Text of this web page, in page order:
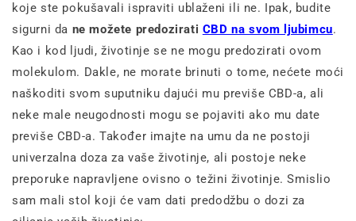
koje ste pokušavali ispraviti ublaženi ili ne. Ipak, budite
sigurni da ne možete predozirati CBD na svom ljubimcu.
Kao i kod ljudi, životinje se ne mogu predozirati ovom
molekulom. Dakle, ne morate brinuti o tome, nećete moći
naškoditi svom suputniku dajući mu previše CBD-a, ali
neke male neugodnosti mogu se pojaviti ako mu date
previše CBD-a. Također imajte na umu da ne postoji
univerzalna doza za vaše životinje, ali postoje neke
preporuke napravljene ovisno o težini životinje. Smislio
sam mali stol koji će vam dati predodžbu o dozi za